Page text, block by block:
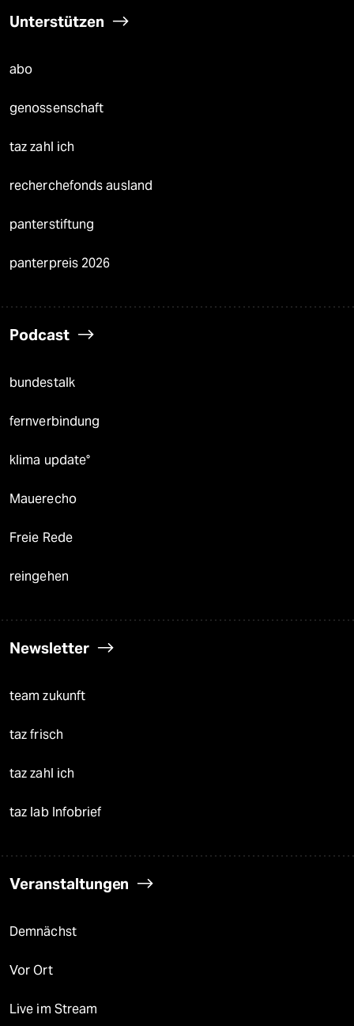
Unterstützen
abo
genossenschaft
taz zahl ich
recherchefonds ausland
panterstiftung
panterpreis 2026
Podcast
bundestalk
fernverbindung
klima update°
Mauerecho
Freie Rede
reingehen
Newsletter
team zukunft
taz frisch
taz zahl ich
taz lab Infobrief
Veranstaltungen
Demnächst
Vor Ort
Live im Stream